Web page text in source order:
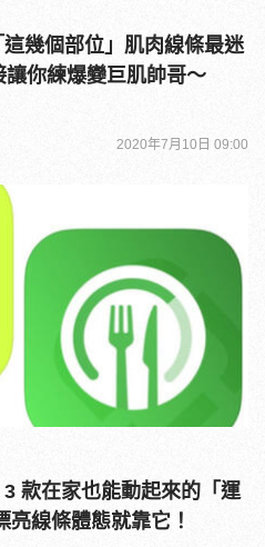
這幾個部位」肌肉線條最迷
你練爆變巨肌帥哥～
2020年7月10日 09:00
款在家也能動起來的「運
線條體態就靠它！